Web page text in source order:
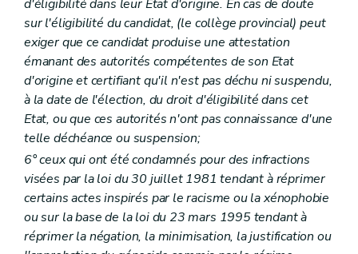
Art. 110
Art. 110bis
Section 2
De la tutelle générale sur les (centres publics d'action sociale) et les hôpitaux qui en dépendent
Art. 111
Art. 112
Art. 112bis
Section 3 De l'envoi d'un commissaire spécial
Chapitre X Du contentieux et des actions judiciaires
Art. 114
Art. 115
Art. 115bis
Art. 115ter
Chapitre XI Du conseil supérieur de l'aide sociale et du service d'étude
Art. 116
Art. 117
Chapitre XII
Des associations
d'éligibilité dans leur Etat d'origine. En cas de doute
sur l'éligibilité du candidat, (le collège provincial) peut
exiger que ce candidat produise une attestation
émanant des autorités compétentes de son Etat
d'origine et certifiant qu'il n'est pas déchu ni suspendu,
à la date de l'élection, du droit d'éligibilité dans cet
Etat, ou que ces autorités n'ont pas connaissance d'une
telle déchéance ou suspension;
6° ceux qui ont été condamnés pour des infractions
visées par la loi du 30 juillet 1981 tendant à réprimer
certains actes inspirés par le racisme ou la xénophobie
ou sur la base de la loi du 23 mars 1995 tendant à
réprimer la négation, la minimisation, la justification ou